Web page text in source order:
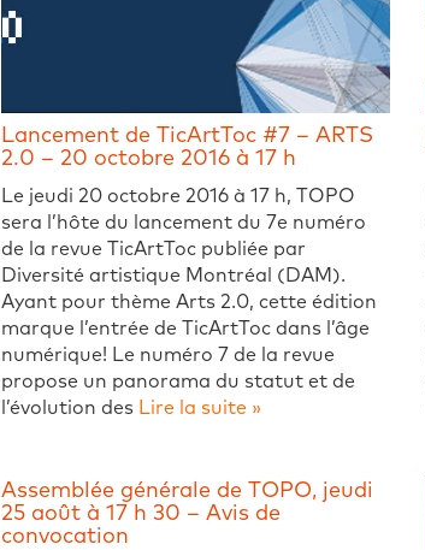
Lancement de TicArtToc #7 – ARTS
2.0 – 20 octobre 2016 à 17 h
Le jeudi 20 octobre 2016 à 17 h, TOPO
sera l’hôte du lancement du 7e numéro
de la revue TicArtToc publiée par
Diversité artistique Montréal (DAM).
Ayant pour thème Arts 2.0, cette édition
marque l’entrée de TicArtToc dans l’âge
numérique! Le numéro 7 de la revue
propose un panorama du statut et de
l’évolution des Lire la suite »
Assemblée générale de TOPO, jeudi
25 août à 17 h 30 – Avis de
convocation